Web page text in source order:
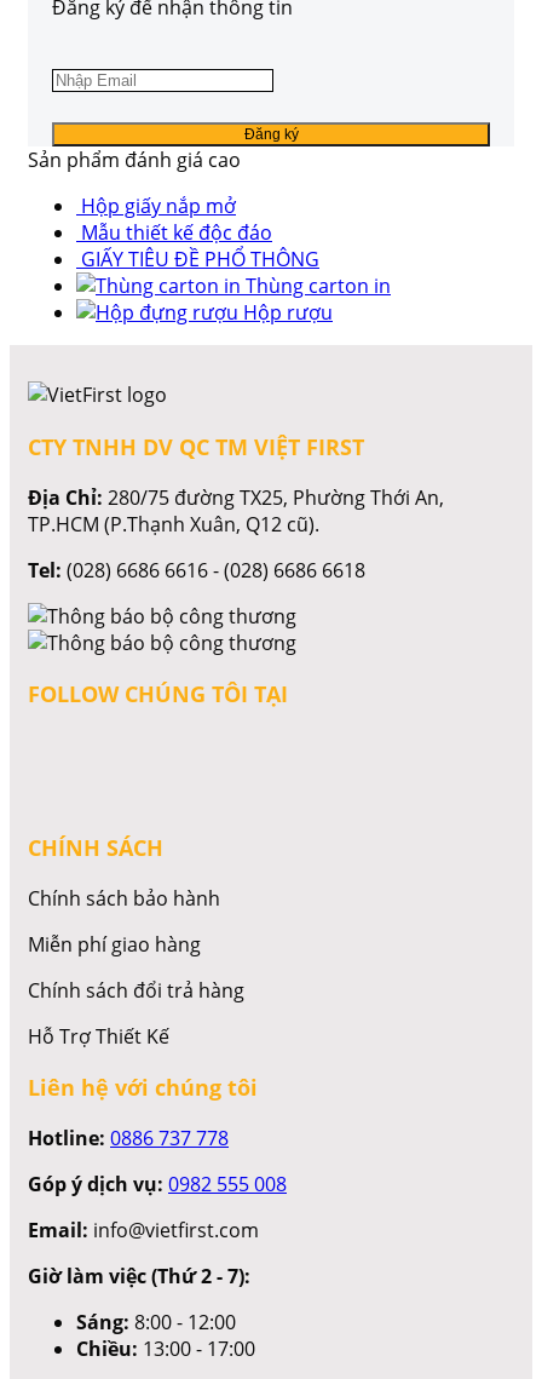
Đăng ký để nhận thông tin
Sản phẩm đánh giá cao
Hộp giấy nắp mở
Mẫu thiết kế độc đáo
GIẤY TIÊU ĐỀ PHỔ THÔNG
Thùng carton in
Hộp rượu
CTY TNHH DV QC TM VIỆT FIRST
Địa Chỉ: 280/75 đường TX25, Phường Thới An,
TP.HCM (P.Thạnh Xuân, Q12 cũ).
Tel: (028) 6686 6616 - (028) 6686 6618
FOLLOW CHÚNG TÔI TẠI
CHÍNH SÁCH
Chính sách bảo hành
Miễn phí giao hàng
Chính sách đổi trả hàng
Hỗ Trợ Thiết Kế
Liên hệ với chúng tôi
Hotline: 0886 737 778
Góp ý dịch vụ: 0982 555 008
Email: info@vietfirst.com
Giờ làm việc (Thứ 2 - 7):
Sáng: 8:00 - 12:00
Chiều: 13:00 - 17:00